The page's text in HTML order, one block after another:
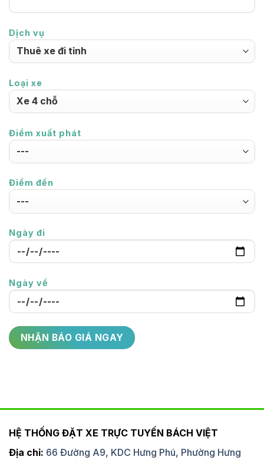
Dịch vụ
Loại xe
Điểm xuất phát
Điểm đến
Ngày đi
Ngày về
HỆ THỐNG ĐẶT XE TRỰC TUYẾN BÁCH VIỆT
Địa chỉ: 66 Đường A9, KDC Hưng Phú, Phường Hưng